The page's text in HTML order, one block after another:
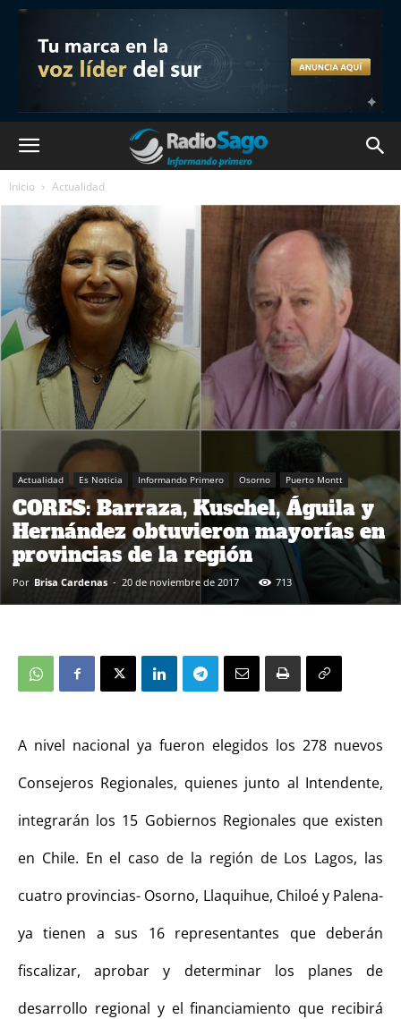
Inicio Actualidad
Actualidad Es Noticia Informando Primero Osorno Puerto Montt
CORES: Barraza, Kuschel, Águila y
Hernández obtuvieron mayorías en
provincias de la región
Por Brisa Cardenas - 20 de noviembre de 2017 713
A nivel nacional ya fueron elegidos los 278 nuevos
Consejeros Regionales, quienes junto al Intendente,
integrarán los 15 Gobiernos Regionales que existen
en Chile. En el caso de la región de Los Lagos, las
cuatro provincias- Osorno, Llaquihue, Chiloé y Palena-
ya tienen a sus 16 representantes que deberán
fiscalizar, aprobar y determinar los planes de
desarrollo regional y el financiamiento que recibirá